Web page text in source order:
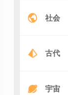
社会
古代
宇宙